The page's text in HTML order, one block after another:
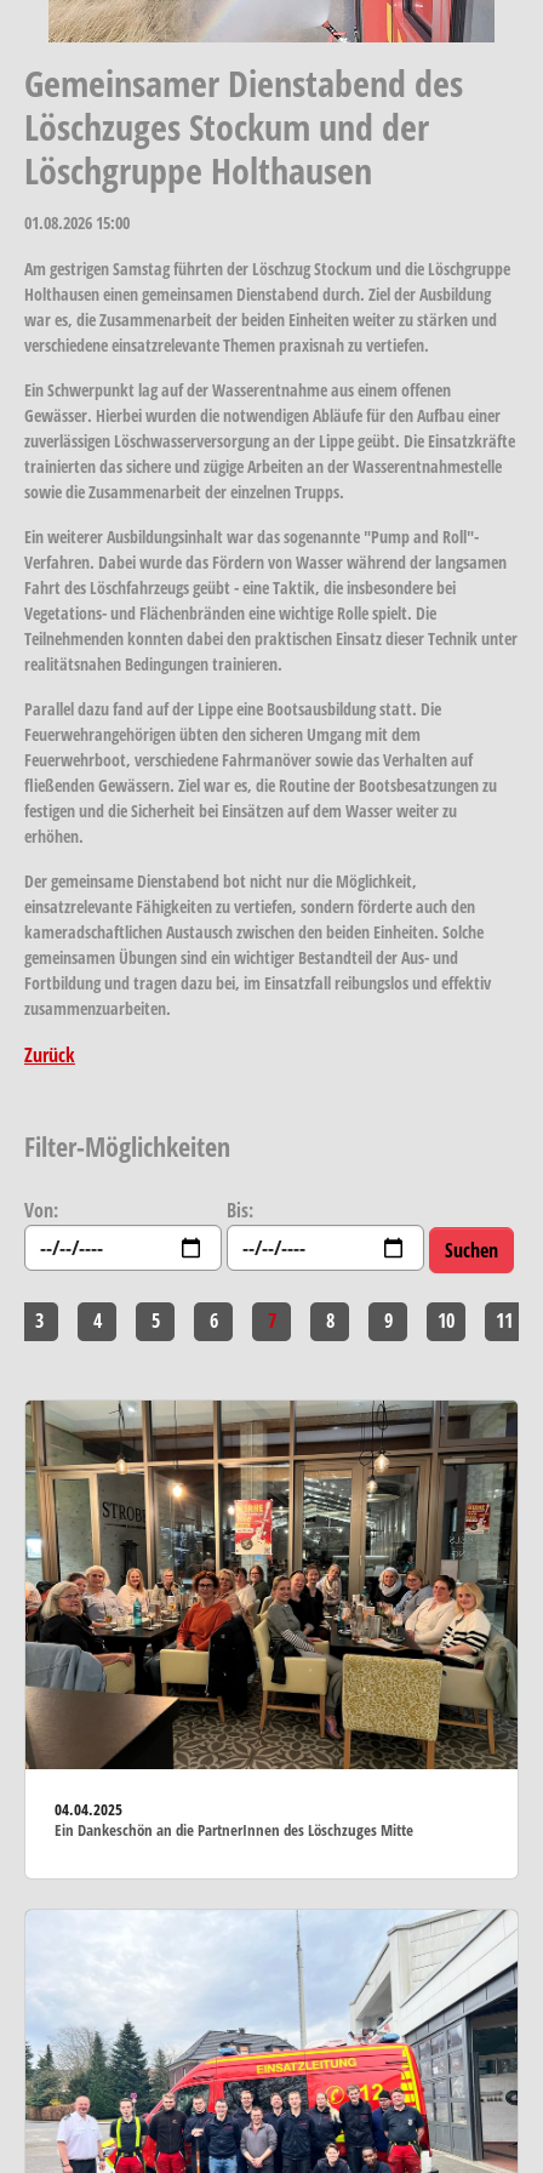
Gemeinsamer Dienstabend des
Löschzuges Stockum und der
Löschgruppe Holthausen
01.08.2026 15:00
Am gestrigen Samstag führten der Löschzug Stockum und die Löschgruppe
Holthausen einen gemeinsamen Dienstabend durch. Ziel der Ausbildung
war es, die Zusammenarbeit der beiden Einheiten weiter zu stärken und
verschiedene einsatzrelevante Themen praxisnah zu vertiefen.
Ein Schwerpunkt lag auf der Wasserentnahme aus einem offenen
Gewässer. Hierbei wurden die notwendigen Abläufe für den Aufbau einer
zuverlässigen Löschwasserversorgung an der Lippe geübt. Die Einsatzkräfte
trainierten das sichere und zügige Arbeiten an der Wasserentnahmestelle
sowie die Zusammenarbeit der einzelnen Trupps.
Ein weiterer Ausbildungsinhalt war das sogenannte "Pump and Roll"-
Verfahren. Dabei wurde das Fördern von Wasser während der langsamen
Fahrt des Löschfahrzeugs geübt - eine Taktik, die insbesondere bei
Vegetations- und Flächenbränden eine wichtige Rolle spielt. Die
Teilnehmenden konnten dabei den praktischen Einsatz dieser Technik unter
realitätsnahen Bedingungen trainieren.
Parallel dazu fand auf der Lippe eine Bootsausbildung statt. Die
Feuerwehrangehörigen übten den sicheren Umgang mit dem
Feuerwehrboot, verschiedene Fahrmanöver sowie das Verhalten auf
fließenden Gewässern. Ziel war es, die Routine der Bootsbesatzungen zu
festigen und die Sicherheit bei Einsätzen auf dem Wasser weiter zu
erhöhen.
Der gemeinsame Dienstabend bot nicht nur die Möglichkeit,
einsatzrelevante Fähigkeiten zu vertiefen, sondern förderte auch den
kameradschaftlichen Austausch zwischen den beiden Einheiten. Solche
gemeinsamen Übungen sind ein wichtiger Bestandteil der Aus- und
Fortbildung und tragen dazu bei, im Einsatzfall reibungslos und effektiv
zusammenzuarbeiten.
Zurück
Filter-Möglichkeiten
Von: Bis:
3 4 5 6 7 8 9 10 11
04.04.2025
Ein Dankeschön an die PartnerInnen des Löschzuges Mitte